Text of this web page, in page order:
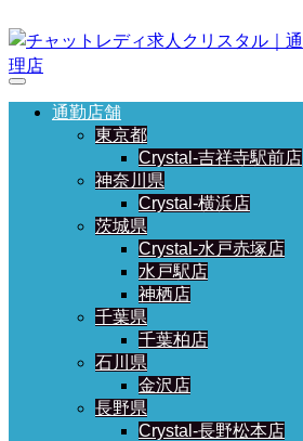
通勤店舗
東京都
Crystal-吉祥寺駅前店
神奈川県
Crystal-横浜店
茨城県
Crystal-水戸赤塚店
水戸駅店
神栖店
千葉県
千葉柏店
石川県
金沢店
長野県
Crystal-長野松本店